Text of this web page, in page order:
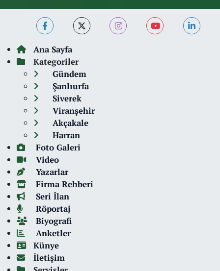
Ana Sayfa
Kategoriler
Gündem
Şanlıurfa
Siverek
Viranşehir
Akçakale
Harran
Foto Galeri
Video
Yazarlar
Firma Rehberi
Seri İlan
Röportaj
Biyografi
Anketler
Künye
İletişim